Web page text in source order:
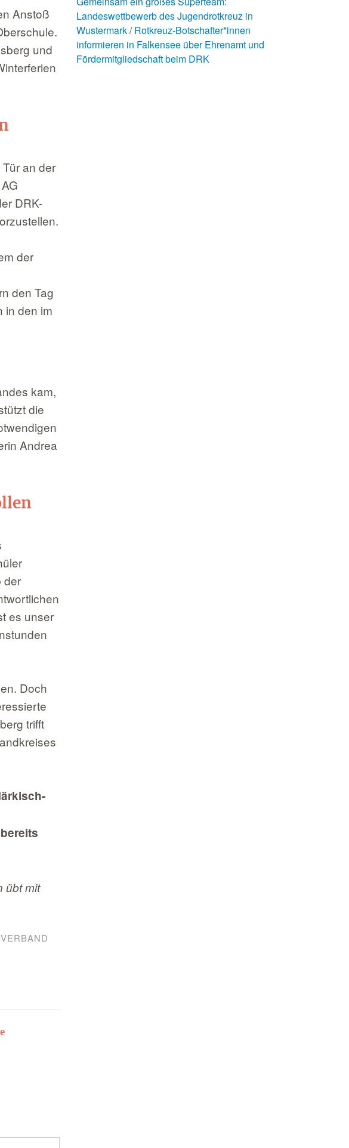
Anstoß
und
an der
DRK-
der
den Tag
in den im
kam,
die
Andrea
der
es unser
Doch
trifft
übt mit
Landeswettbewerb des Jugendrotkreuz in
Wustermark Rotkreuz-Botschafter*innen
informieren in Falkensee über Ehrenamt und
Fördermitgliedschaft beim DRK